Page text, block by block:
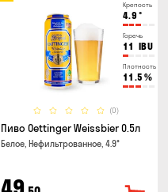
Крепость
4.9 °
Горечь
11 IBU
Плотность
11.5 %
(0)
Пиво Oettinger Weissbier 0.5л
Белое, Нефильтрованное, 4.9°